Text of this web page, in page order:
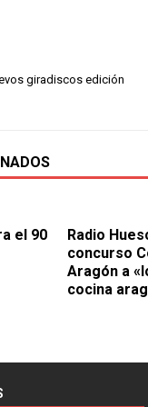
giradiscos edición
el 90
Radio
concurso
Aragón a
cocina